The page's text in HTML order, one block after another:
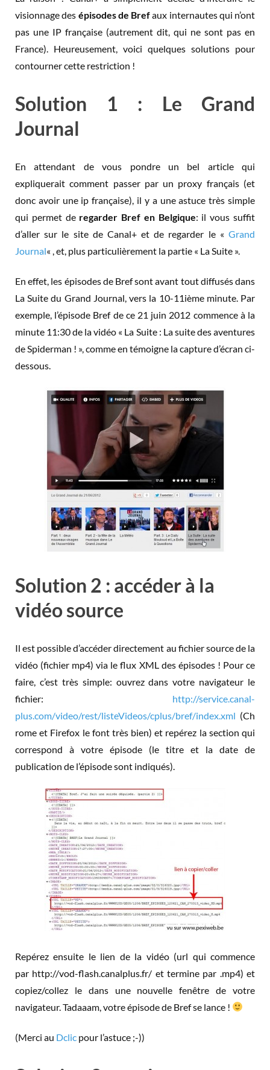
visionnage des épisodes de Brefaux internautes qui n’ont
pas une IP française (autrement dit, qui ne sont pas en
France). Heureusement, voici quelques solutions pour
contourner cette restriction !
Solution 1 : Le Grand
Journal
En attendant de vous pondre un bel article qui
expliquerait comment passer par un proxy français (et
donc avoir une ip française), il y a une astuce très simple
qui permet de regarder Bref en Belgique: il vous suffit
d’aller sur le site de Canal+ et de regarder le « Grand
Journal« , et, plus particulièrement la partie « La Suite ».
En effet, les épisodes de Bref sont avant tout diffusés dans
La Suite du Grand Journal, vers la 10-11ième minute. Par
exemple, l’épisode Bref de ce 21 juin 2012 commence à la
minute 11:30 de la vidéo « La Suite : La suite des aventures
de Spiderman ! », comme en témoigne la capture d’écran ci-
dessous.
Solution 2 : accéder à la
vidéo source
Il est possible d’accéder directement au fichier source de la
vidéo (fichier mp4) via le flux XML des épisodes ! Pour ce
faire, c’est très simple: ouvrez dans votre navigateur le
fichier: http://service.canal-
plus.com/video/rest/listeVideos/cplus/bref/index.xml (Ch
rome et Firefox le font très bien) et repérez la section qui
correspond à votre épisode (le titre et la date de
publication de l’épisode sont indiqués).
Repérez ensuite le lien de la vidéo (url qui commence
par http://vod-flash.canalplus.fr/ et termine par .mp4) et
copiez/collez le dans une nouvelle fenêtre de votre
navigateur. Tadaaam, votre épisode de Bref se lance !
(Merci au Dclic pour l’astuce ;-))